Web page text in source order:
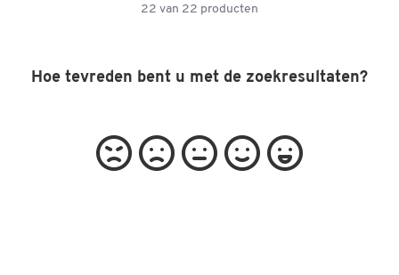
22 van 22 producten
Hoe tevreden bent u met de zoekresultaten?